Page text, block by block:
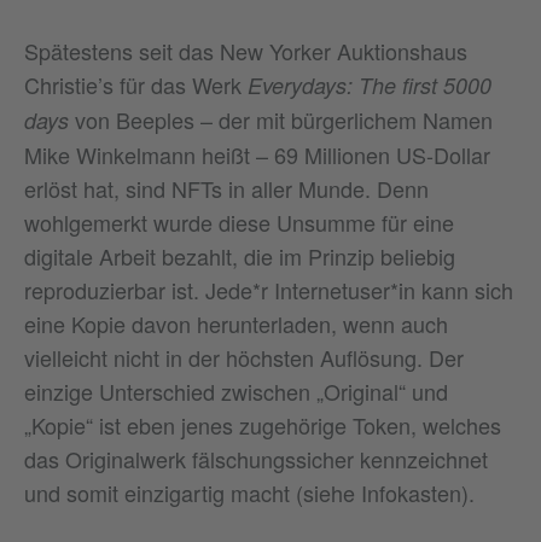
Spätestens seit das New Yorker Auktionshaus
Christie’s für das Werk Everydays: The first 5000
days von Beeples – der mit bürgerlichem Namen
Mike Winkelmann heißt – 69 Millionen US-Dollar
erlöst hat, sind NFTs in aller Munde. Denn
wohlgemerkt wurde diese Unsumme für eine
digitale Arbeit bezahlt, die im Prinzip beliebig
reproduzierbar ist. Jede*r Internetuser*in kann sich
eine Kopie davon herunterladen, wenn auch
vielleicht nicht in der höchsten Auflösung. Der
einzige Unterschied zwischen „Original“ und
„Kopie“ ist eben jenes zugehörige Token, welches
das Originalwerk fälschungssicher kennzeichnet
und somit einzigartig macht (siehe Infokasten).